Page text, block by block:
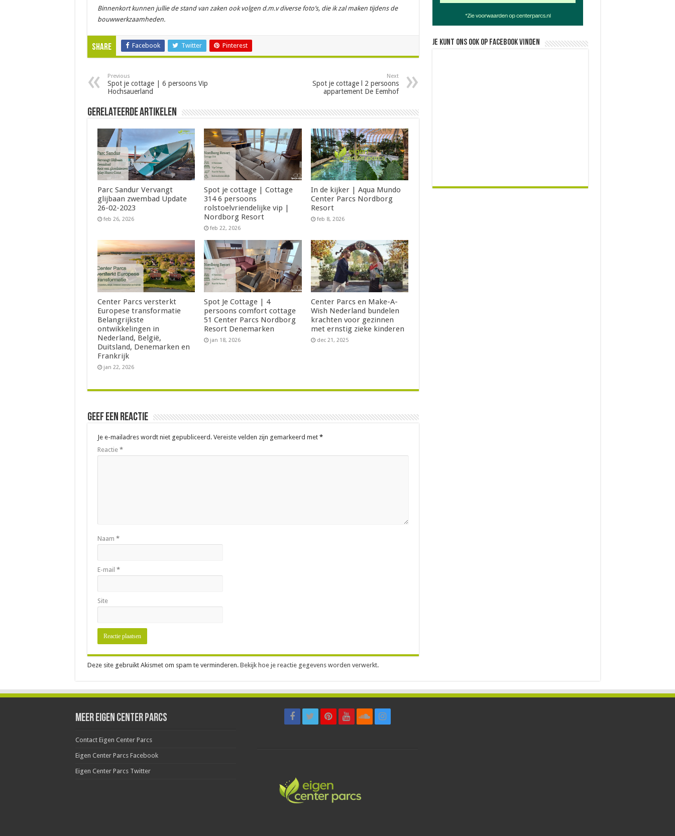
Binnenkort kunnen jullie de stand van zaken ook volgen d.m.v diverse foto’s, die ik zal maken tijdens de
bouwwerkzaamheden.
Share Facebook Twitter Pinterest
Previous
Spot je cottage | 6 persoons Vip
Hochsauerland
Next
Spot je cottage l 2 persoons
appartement De Eemhof
Gerelateerde Artikelen
Parc Sandur Vervangt
glijbaan zwembad Update
26-02-2023
feb 26, 2026
Spot je cottage | Cottage
314 6 persoons
rolstoelvriendelijke vip |
Nordborg Resort
feb 22, 2026
In de kijker | Aqua Mundo
Center Parcs Nordborg
Resort
feb 8, 2026
Center Parcs versterkt
Europese transformatie
Belangrijkste
ontwikkelingen in
Nederland, België,
Duitsland, Denemarken en
Frankrijk
jan 22, 2026
Spot Je Cottage | 4
persoons comfort cottage
51 Center Parcs Nordborg
Resort Denemarken
jan 18, 2026
Center Parcs en Make-A-
Wish Nederland bundelen
krachten voor gezinnen
met ernstig zieke kinderen
dec 21, 2025
Geef een reactie
Je e-mailadres wordt niet gepubliceerd. Vereiste velden zijn gemarkeerd met *
Reactie *
Naam *
E-mail *
Site
Deze site gebruikt Akismet om spam te verminderen. Bekijk hoe je reactie gegevens worden verwerkt.
Je kunt ons ook op facebook vinden
Meer Eigen Center Parcs
Contact Eigen Center Parcs
Eigen Center Parcs Facebook
Eigen Center Parcs Twitter